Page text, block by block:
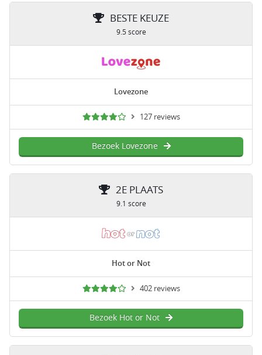
BESTE KEUZE
9.5 score
Lovezone
127 reviews
Bezoek Lovezone
2E PLAATS
9.1 score
Hot or Not
402 reviews
Bezoek Hot or Not